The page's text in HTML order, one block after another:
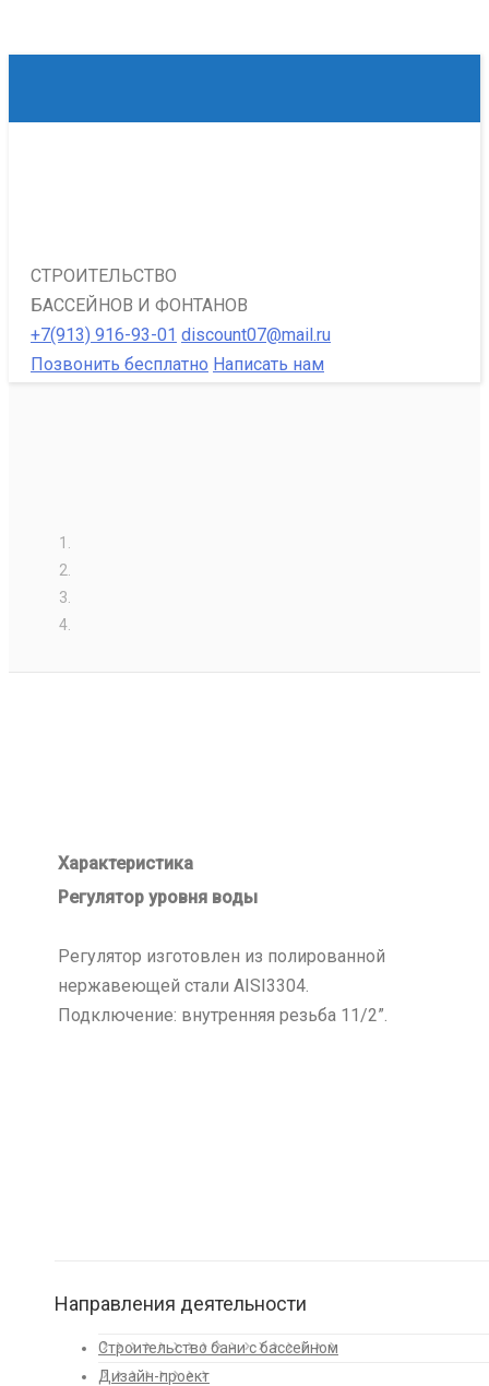
СТРОИТЕЛЬСТВО
БАССЕЙНОВ И ФОНТАНОВ
+7(913) 916-93-01 discount07@mail.ru
Позвонить бесплатно Написать нам
Характеристика
Регулятор уровня воды
Регулятор изготовлен из полированной
нержавеющей стали AISI3304.
Подключение: внутренняя резьба 11/2”.
Направления деятельности
Строительство бани с бассейном
Дизайн-проект